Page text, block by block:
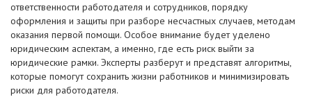
ответственности работодателя и сотрудников, порядку
оформления и защиты при разборе несчастных случаев, методам
оказания первой помощи. Особое внимание будет уделено
юридическим аспектам, а именно, где есть риск выйти за
юридические рамки. Эксперты разберут и представят алгоритмы,
которые помогут сохранить жизни работников и минимизировать
риски для работодателя.